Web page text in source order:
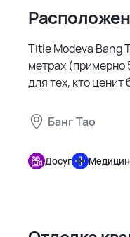
Title Modeva Bang
метрах (примерно
для тех, кто
Банг Тао
Досуг